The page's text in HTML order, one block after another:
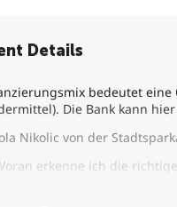
Details
bedeutet
Die Bank kann
Nikolic von der
erkenne ich die